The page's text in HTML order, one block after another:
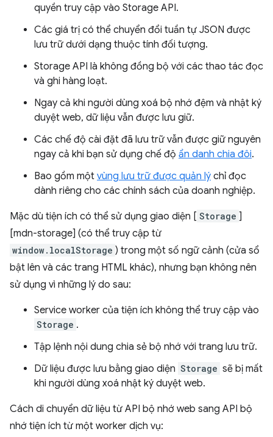
quyền truy cập vào Storage API.
Các giá trị có thể chuyển đổi tuần tự JSON được
lưu trữ dưới dạng thuộc tính đối tượng.
Storage API là không đồng bộ với các thao tác đọc
và ghi hàng loạt.
Ngay cả khi người dùng xoá bộ nhớ đệm và nhật ký
duyệt web, dữ liệu vẫn được lưu giữ.
Các chế độ cài đặt đã lưu trữ vẫn được giữ nguyên
ngay cả khi bạn sử dụng chế độ ẩn danh chia đôi.
Bao gồm một vùng lưu trữ được quản lý chỉ đọc
dành riêng cho các chính sách của doanh nghiệp.
Mặc dù tiện ích có thể sử dụng giao diện [ Storage ]
[mdn-storage] (có thể truy cập từ
window.localStorage ) trong một số ngữ cảnh (cửa sổ
bật lên và các trang HTML khác), nhưng bạn không nên
sử dụng vì những lý do sau:
Service worker của tiện ích không thể truy cập vào
Storage .
Tập lệnh nội dung chia sẻ bộ nhớ với trang lưu trữ.
Dữ liệu được lưu bằng giao diện Storage sẽ bị mất
khi người dùng xoá nhật ký duyệt web.
Cách di chuyển dữ liệu từ API bộ nhớ web sang API bộ
nhớ tiện ích từ một worker dịch vụ: